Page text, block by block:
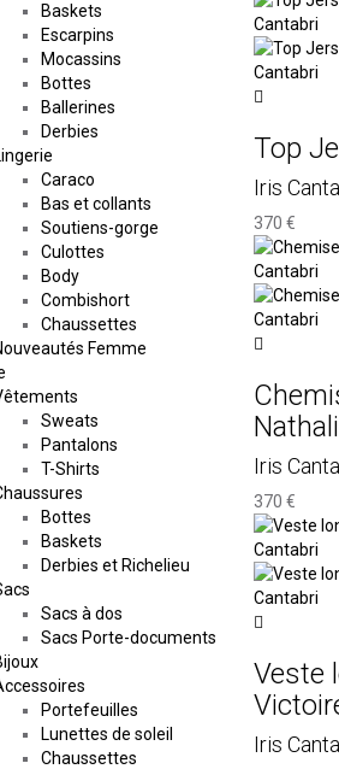
Baskets
Escarpins
Mocassins
Bottes
Ballerines
Derbies
Caraco
Bas et collants
Soutiens-gorge
Culottes
Body
Combishort
Chaussettes
Femme
Sweats
Pantalons
T-Shirts
Bottes
Baskets
Derbies et Richelieu
Sacs à dos
Sacs Porte-documents
Portefeuilles
Lunettes de soleil
Chaussettes
Top
Iris
370 €
Iris
370 €
Veste
Iris